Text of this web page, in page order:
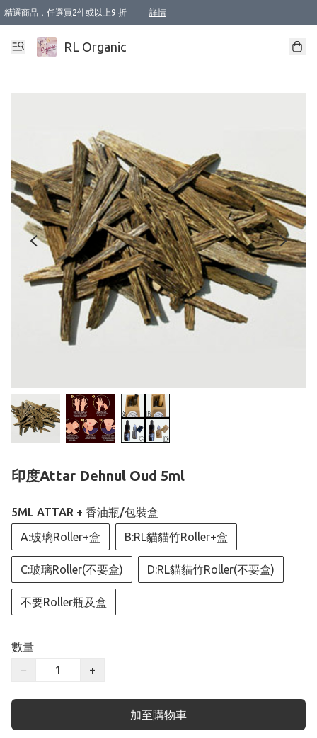
精選商品，任選買2件或以上9 折 詳情
XI周年優惠【新品自由選2件88折/3件85折】
XI周年優惠【Chakra 脈輪平衡自由選2件9折/3件85折/5件8折】
Florame 肌底自由選 2支9折 3支85折
XI周年優惠【蟲蟲退散 · 防衛結界﹞系列2件9折】
Sunki 任選2件95折
BIOFFICINA TOSCANA 任選2支9折 3支85折
Lamav 任選1件9折 2件85折
Mukti Organics 指定產品任選1件9折, 2件88折 3件85折
Intelligent Nutrients Skincare 任選2件9折
deodorant 任選2件88折
化妝品 任選2件95折
XI周年優惠【身心靈單品 任選2件9折/3件85折/5件8折】
XI周年優惠 【精油/香水 任選2件9折/3件85折/5件8折】
XI周年優惠【「關節到肌膚」全效養護 BODY OIL 組2件88折/3件85折】
XI周年優惠【夏日有機物理防曬套裝2件88折】
XI周年優惠【夏日潔面隨意選2件88折/3件85折】
XI周年優惠【逆齡奇蹟抗氧 11 自由選2件88折/3件85折/4件或以上8折】
新會員首次購物即享全單 95 折優惠！
成為VIP / VVIP 可享有生日月現金扣減獎賞優惠 !! 記得去賬户資料填上生日日期啦 !
選用順豐速運，滿$500 免運費
本地速遞 京東 送住宅/ 工商地址 $400 免運費
澳門訂單選用順豐速運，滿$800 免運費
RL Organic
印度Attar Dehnul Oud 5ml
5ML ATTAR + 香油瓶/包裝盒
A:玻璃Roller+盒
B:RL貓貓竹Roller+盒
C:玻璃Roller(不要盒) D:RL貓貓竹Roller(不要盒)
不要Roller瓶及盒
數量
−
+
加至購物車